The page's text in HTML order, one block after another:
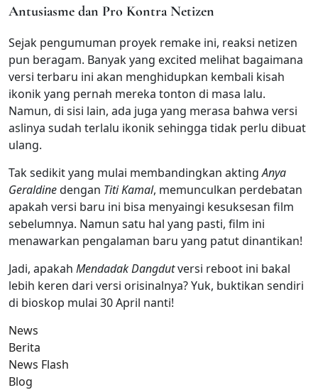
Antusiasme dan Pro Kontra Netizen
Sejak pengumuman proyek remake ini, reaksi netizen
pun beragam. Banyak yang excited melihat bagaimana
versi terbaru ini akan menghidupkan kembali kisah
ikonik yang pernah mereka tonton di masa lalu.
Namun, di sisi lain, ada juga yang merasa bahwa versi
aslinya sudah terlalu ikonik sehingga tidak perlu dibuat
ulang.
Tak sedikit yang mulai membandingkan aktingAnya
Geraldinedengan Titi Kamal, memunculkan perdebatan
apakah versi baru ini bisa menyaingi kesuksesan film
sebelumnya. Namun satu hal yang pasti, film ini
menawarkan pengalaman baru yang patut dinantikan!
Jadi, apakah Mendadak Dangdutversi reboot ini bakal
lebih keren dari versi orisinalnya? Yuk, buktikan sendiri
di bioskop mulai 30 April nanti!
News
Berita
News Flash
Blog